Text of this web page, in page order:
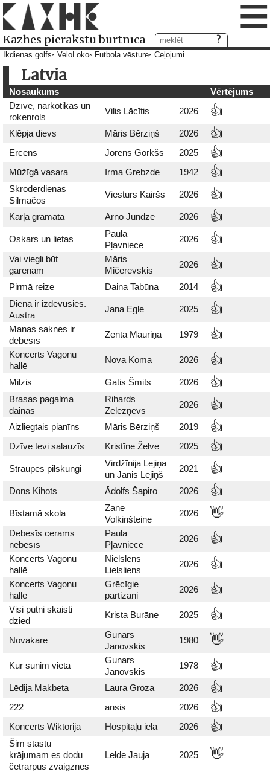
Kazhes pierakstu burtnīca ≡
Ikdienas golfs VeloLoko Futbola vēsture Ceļojumi
Latvia
Nosaukums
Vērtējums
Dzīve, narkotikas un
rokenrols
Vilis Lācītis 2026 👍
Klēpja dievs Māris Bērziņš 2026 👍
Ercens Jorens Gorkšs 2025 👍
Mūžīgā vasara Irma Grebzde 1942 👍
Skroderdienas
Silmačos
Viesturs Kairšs 2026 👍
Kārļa grāmata Arno Jundze 2026 👍
Oskars un lietas
Paula
Pļavniece
2026 👍
Vai viegli būt
garenam
Māris
Mičerevskis
2026 👍
Pirmā reize Daina Tabūna 2014 👍
Diena ir izdevusies.
Austra
Jana Egle 2025 👍
Manas saknes ir
debesīs
Zenta Mauriņa 1979 👍
Koncerts Vagonu
hallē
Nova Koma 2026 👍
Milzis Gatis Šmits 2026 👍
Brasas pagalma
dainas
Rihards
Zelezņevs
2026 👍
Aizliegtais pianīns Māris Bērziņš 2019 👍
Dzīve tevi salauzīs Kristīne Želve 2025 👍
Straupes pilskungi
Virdžīnija Lejiņa
un Jānis Lejiņš
2021 👍
Dons Kihots Ādolfs Šapiro 2026 👍
Bīstamā skola
Zane
Volkinšteine
2026 👋
Debesīs cerams
nebesīs
Paula
Pļavniece
2026 👍
Koncerts Vagonu
hallē
Nielslens
Lielsliens
2026 👍
Koncerts Vagonu
hallē
Grēcīgie
partizāni
2026 👍
Visi putni skaisti
dzied
Krista Burāne 2025 👍
Novakare
Gunars
Janovskis
1980 👋
Kur sunim vieta
Gunars
Janovskis
1978 👍
Lēdija Makbeta Laura Groza 2026 👍
222 ansis 2026 👍
Koncerts Wiktorijā Hospitāļu iela 2026 👍
Šim stāstu
krājumam es dodu
četrarpus zvaigznes
Lelde Jauja 2025 👋